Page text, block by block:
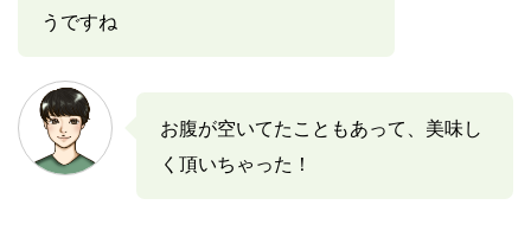
うですね
お腹が空いてたこともあって、美味し
く頂いちゃった！